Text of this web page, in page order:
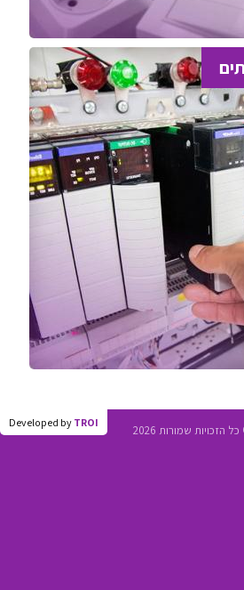
Developed by TROI